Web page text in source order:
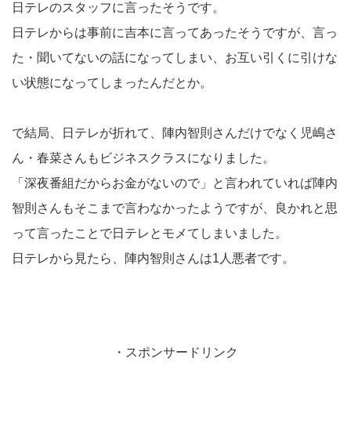
日テレのスタッフに言ったそうです。
日テレからは事前に吉本に言ってあったそうですが、言っ
た・聞いてないの話になってしまい、お互い引くに引けな
い状態になってしまったんだとか。
で結局、日テレが折れて、陣内智則さんだけでなく児嶋さ
ん・春菜さんもビジネスクラスになりました。
「深夜番組だからお金がないので」と言われていれば陣内
智則さんもそこまで言わなかったようですが、良かれと思
って言ったことで日テレとモメてしまいました。
日テレから見たら、陣内智則さんは1人悪者です。
・スポンサードリンク